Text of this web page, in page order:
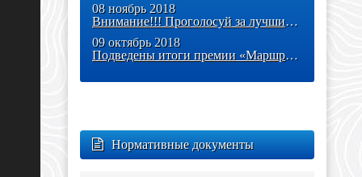
08 ноябрь 2018
Внимание!!! Проголосуй за лучший проект!!!
09 октябрь 2018
Подведены итоги премии «Маршрут года»
Нормативные документы